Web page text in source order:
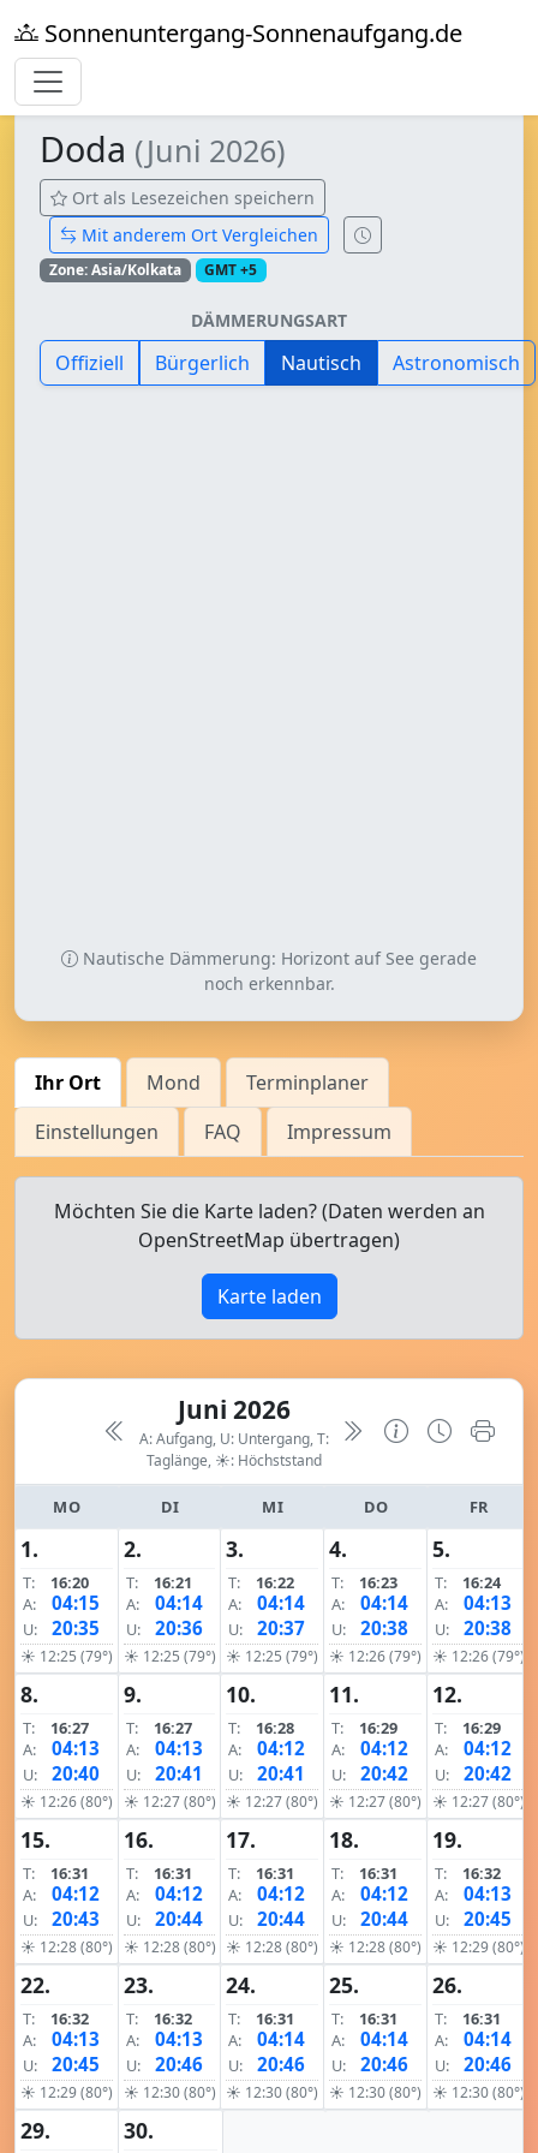
Sonnenuntergang-Sonnenaufgang.de
Doda (Juni 2026)
Ort als Lesezeichen speichern
Mit anderem Ort Vergleichen
Zone: Asia/Kolkata GMT +5
DÄMMERUNGSART
Offiziell Bürgerlich Nautisch Astronomisch
Nautische Dämmerung: Horizont auf See gerade
noch erkennbar.
Ihr Ort Mond
Terminplaner
Einstellungen
FAQ Impressum
Möchten Sie die Karte laden? (Daten werden an
OpenStreetMap übertragen)
Karte laden
Juni 2026
A: Aufgang, U: Untergang, T:
Taglänge, ☀: Höchststand
MO DI MI DO FR
1.
T:
16:20
A:
04:15
U: 20:35
☀ 12:25 (79°)
2.
T:
16:21
A:
04:14
U: 20:36
☀ 12:25 (79°)
3.
T:
16:22
A:
04:14
U: 20:37
☀ 12:25 (79°)
4.
T:
16:23
A:
04:14
U: 20:38
☀ 12:26 (79°)
5.
T:
16:24
A:
04:13
U: 20:38
☀ 12:26 (79°)
8.
T:
16:27
A:
04:13
U: 20:40
☀ 12:26 (80°)
9.
T:
16:27
A:
04:13
U: 20:41
☀ 12:27 (80°)
10.
T:
16:28
A:
04:12
U: 20:41
☀ 12:27 (80°)
11.
T:
16:29
A:
04:12
U: 20:42
☀ 12:27 (80°)
12.
T:
16:29
A:
04:12
U: 20:42
☀ 12:27 (80°)
15.
T:
16:31
A:
04:12
U: 20:43
☀ 12:28 (80°)
16.
T:
16:31
A:
04:12
U: 20:44
☀ 12:28 (80°)
17.
T:
16:31
A:
04:12
U: 20:44
☀ 12:28 (80°)
18.
T:
16:31
A:
04:12
U: 20:44
☀ 12:28 (80°)
19.
T:
16:32
A:
04:13
U: 20:45
☀ 12:29 (80°)
22.
T:
16:32
A:
04:13
U: 20:45
☀ 12:29 (80°)
23.
T:
16:32
A:
04:13
U: 20:46
☀ 12:30 (80°)
24.
T:
16:31
A:
04:14
U: 20:46
☀ 12:30 (80°)
25.
T:
16:31
A:
04:14
U: 20:46
☀ 12:30 (80°)
26.
T:
16:31
A:
04:14
U: 20:46
☀ 12:30 (80°)
29. 30.